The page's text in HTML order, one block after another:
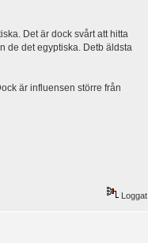
Det är dock svårt att hitta
de det egyptiska. Detb äldsta
är influensen större från
Loggat